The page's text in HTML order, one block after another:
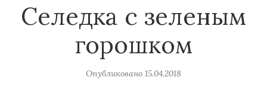
Селедка с зеленым
горошком
Опубликовано 15.04.2018